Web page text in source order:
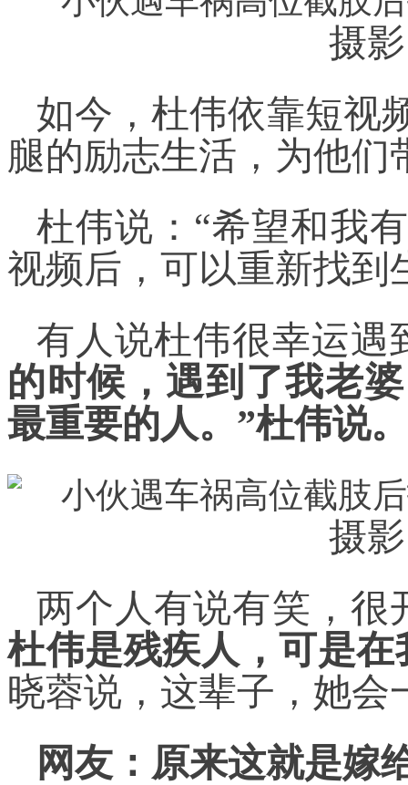
摄
如今，杜伟依靠短视
腿的励志生活，为他们
杜伟说：“希望和我
视频后，可以重新找到
有人说杜伟很幸运遇
的时候，遇到了我老
最重要的人。”杜伟说。
摄
两个人有说有笑，很
杜伟是残疾人，可是
晓蓉说，这辈子，她会
网友：原来这就是嫁